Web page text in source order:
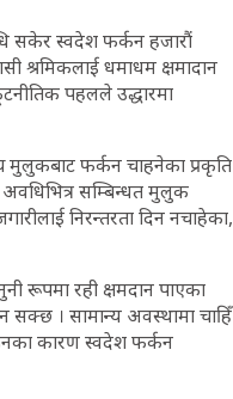
सकेर स्वदेश फर्कन हजारौं
श्रमिकलाई धमाधम क्षमादान
पहलले उद्धारमा
मुलुकबाट फर्कन चाहनेका प्रकृति
सम्बिन्धत मुलुक
निरन्तरता दिन नचाहेका,
रूपमा रही क्षमदान पाएका
सक्छ । सामान्य अवस्थामा चाहिँ
कारण स्वदेश फर्कन